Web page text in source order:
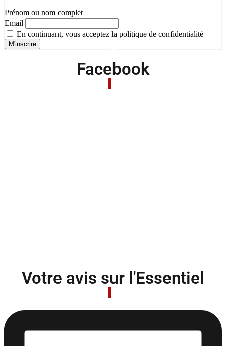
Prénom ou nom complet
Email
En continuant, vous acceptez la politique de confidentialité
Facebook
Votre avis sur l'Essentiel